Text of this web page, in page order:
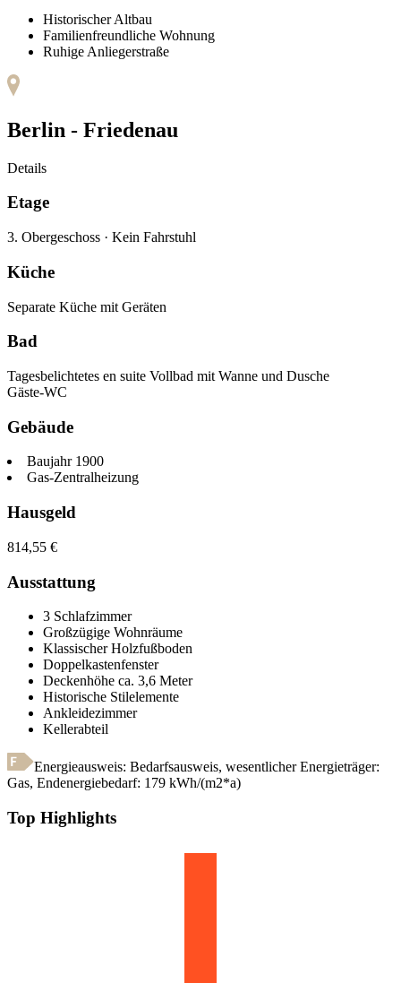
Historischer Altbau
Familienfreundliche Wohnung
Ruhige Anliegerstraße
Berlin - Friedenau
Details
Etage
3. Obergeschoss · Kein Fahrstuhl
Küche
Separate Küche mit Geräten
Bad
Tagesbelichtetes en suite Vollbad mit Wanne und Dusche
Gäste-WC
Gebäude
Baujahr 1900
Gas-Zentralheizung
Hausgeld
814,55 €
Ausstattung
3 Schlafzimmer
Großzügige Wohnräume
Klassischer Holzfußboden
Doppelkastenfenster
Deckenhöhe ca. 3,6 Meter
Historische Stilelemente
Ankleidezimmer
Kellerabteil
Energieausweis: Bedarfsausweis, wesentlicher Energieträger:
Gas, Endenergiebedarf: 179 kWh/(m2*a)
Top Highlights